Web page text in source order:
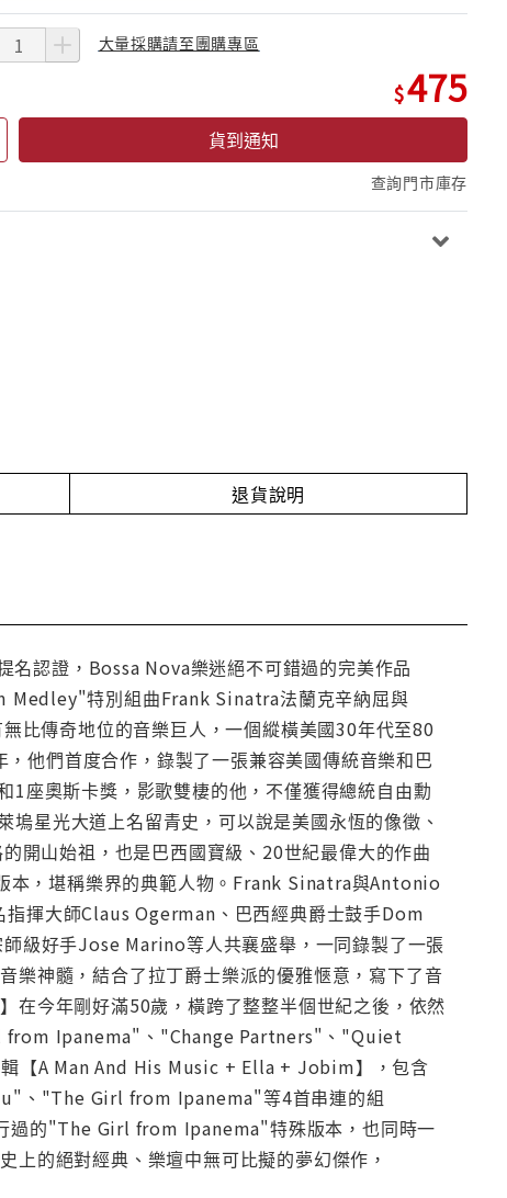
大量採購請至團購專區
475
貨到通知
查詢門市庫存
退貨說明
認證，Bossa Nova樂迷絕不可錯過的完美作品
特別組曲Frank Sinatra法蘭克辛納屈與
比傳奇地位的音樂巨人，一個縱橫美國30年代至80
他們首度合作，錄製了一張兼容美國傳統音樂和巴
座奧斯卡獎，影歌雙棲的他，不僅獲得總統自由勳
星光大道上名留青史，可以說是美國永恆的像徵、
開山始祖，也是巴西國寶級、20世紀最偉大的作曲
，堪稱樂界的典範人物。Frank Sinatra與Antonio
揮大師Claus Ogerman、巴西經典爵士鼓手Dom
級好手Jose Marino等人共襄盛舉，一同錄製了一張
神髓，結合了拉丁爵士樂派的優雅愜意，寫下了音
今年剛好滿50歲，橫跨了整整半個世紀之後，依然
from Ipanema"、"Change Partners"、"Quiet
【A Man And His Music + Ella + Jobim】，包含
、"The Girl from Ipanema"等4首串連的組
的"The Girl from Ipanema"特殊版本，也同時一
的絕對經典、樂壇中無可比擬的夢幻傑作，